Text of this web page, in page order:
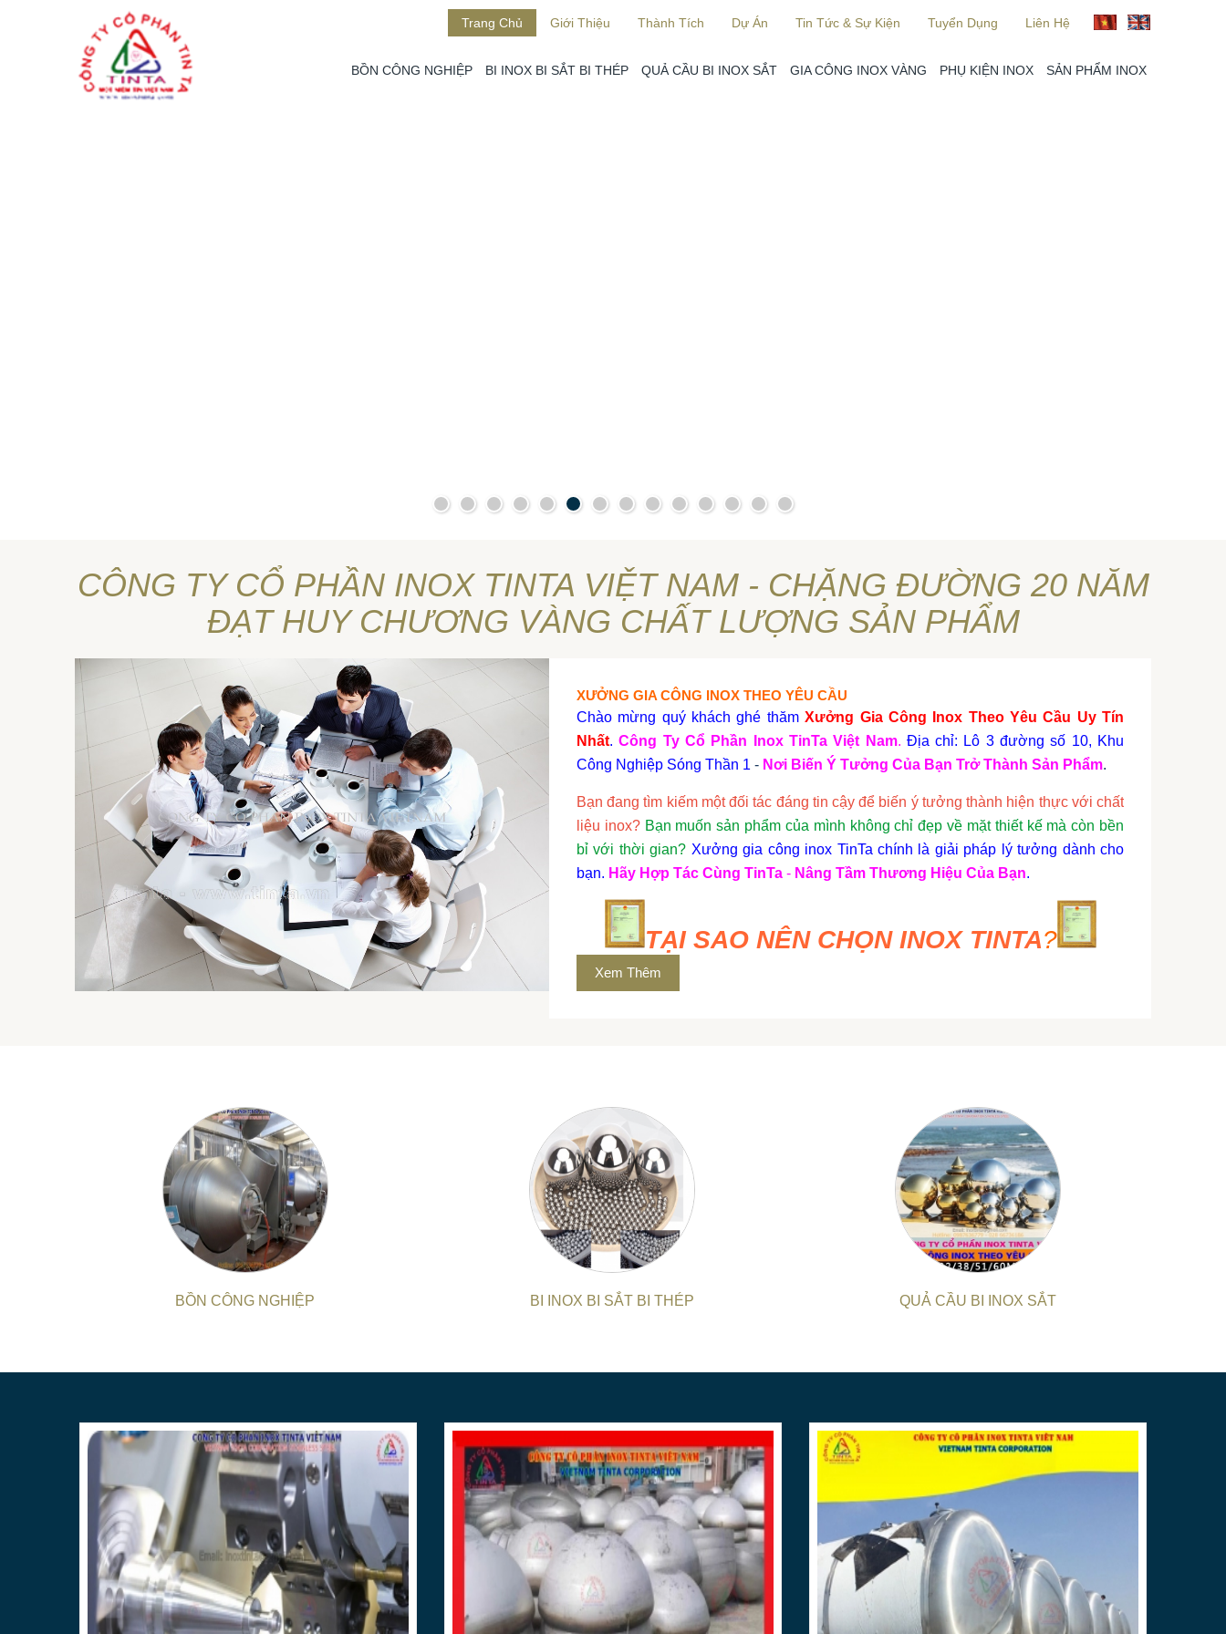
Trang Chủ Giới Thiệu Thành Tích Dự Án Tin Tức & Sự Kiện Tuyển Dụng Liên Hệ
BỒN CÔNG NGHIỆP BI INOX BI SẮT BI THÉP QUẢ CẦU BI INOX SẮT GIA CÔNG INOX VÀNG PHỤ KIỆN INOX SẢN PHẨM INOX
From this section downward is Zalo source code
CÔNG TY CỔ PHẦN INOX TINTA VIỆT NAM - CHẶNG ĐƯỜNG 20 NĂM
ĐẠT HUY CHƯƠNG VÀNG CHẤT LƯỢNG SẢN PHẨM
XƯỞNG GIA CÔNG INOX THEO YÊU CẦU
Chào mừng quý khách ghé thăm Xưởng Gia Công Inox Theo Yêu Cầu Uy Tín
Nhất. Công Ty Cổ Phần Inox TinTa Việt Nam. Địa chỉ: Lô 3 đường số 10, Khu
Công Nghiệp Sóng Thần 1 - Nơi Biến Ý Tưởng Của Bạn Trở Thành Sản Phẩm.
Bạn đang tìm kiếm một đối tác đáng tin cậy để biến ý tưởng thành hiện thực với chất
liệu inox? Bạn muốn sản phẩm của mình không chỉ đẹp về mặt thiết kế mà còn bền
bỉ với thời gian? Xưởng gia công inox TinTa chính là giải pháp lý tưởng dành cho
bạn. Hãy Hợp Tác Cùng TinTa - Nâng Tầm Thương Hiệu Của Bạn.
TẠI SAO NÊN CHỌN INOX TINTA?
-Kinh Nghiệm Lâu Năm
hảo về mặt kỹ thuật mà còn tinh tế về mặt thẩm mỹ
-Dịch Vụ Khách Hàng Tận Tâm
Đội ngũ tư vấn viên chuyên nghiệp của chúng
tôi sẵn sàng lắng nghe và hiểu rõ mọi yêu cầu của bạn, đảm bảo quy trình làm việc
mượt mà, minh bạch, và hiệu quả
-Chất Lượng Vượt Trội
Chúng tôi cam kết về chất lượng sản phẩm với việc sử
dụng nguyên liệu inox cao cấp, đảm bảo độ bền và tính thẩm mỹ cao cho mọi sản
**
**.
Chúng tôi cung cấp đa dạng dịch vụ gia công inox theo yêu cầu, bao gồm:
- Sản xuất các sản phẩm inox theo thiết kế riêng: bàn, ghế, kệ, tủ, biển hiệu, linh kiện
máy móc, bi inox, chỏm cầu, bồn chứa,...
- Gia công cơ khí chính xác: cắt, uốn, hàn, đánh bóng, cắt laser fiber, chấn, nhấn, đột
lỗ, dập, tạo hình inox,...
- Tư vấn thiết kế và hoàn thiện sản phẩm và gia công inox theo yêu cầu.
Xem Thêm
BỒN CÔNG NGHIỆP BI INOX BI SẮT BI THÉP QUẢ CẦU BI INOX SẮT